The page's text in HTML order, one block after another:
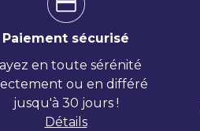
Paiement sécurisé
en toute sérénité
ou en différé
jusqu'à 30 jours !
Détails